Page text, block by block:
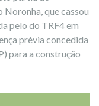
que cassou
pelo do TRF4 em
prévia concedida
para a construção